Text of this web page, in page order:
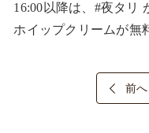
16:00以降は、#夜タリ
ホイップクリームが無
前へ